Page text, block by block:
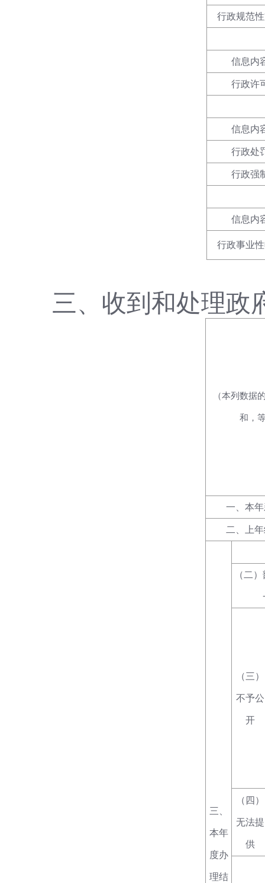
行政规范
信息内
行政许
信息内
行政处
行政强
信息内
行政事业
三、收到和处理政
（本列数据
和，
一、本
二、上
三、
本年
度办
理结
（二
（三）
不予公
开
（四）
无法提
供